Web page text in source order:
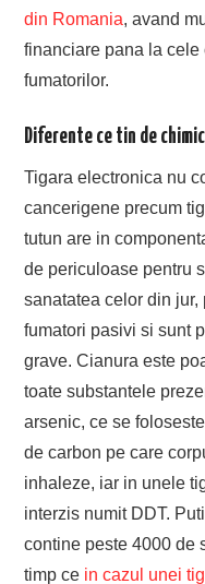
din Romania, avand
financiare pana la
fumatorilor.
Diferente ce tin de
Tigara electronica nu
cancerigene precum
tutun are in
de periculoase pentru
sanatatea celor din
fumatori pasivi si sunt
grave. Cianura este
toate substantele
arsenic, ce se
de carbon pe care
inhaleze, iar in unele
interzis numit DDT.
contine peste 4000 de
timp ce in cazul unei